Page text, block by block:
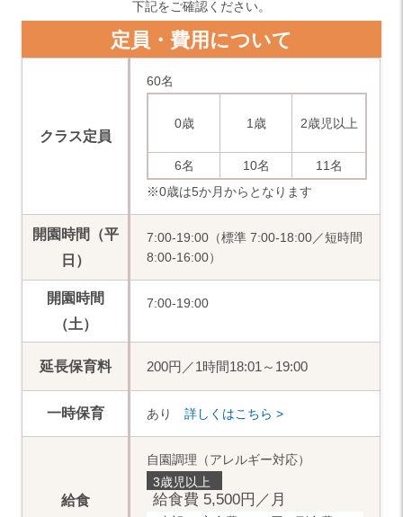
下記をご確認ください。
定員・費用について
クラス定員
60名
0歳
6名
1歳
10名
2歳児以上
11名
※0歳は5か月からとなります
開園時間（平
日）
7:00-19:00（標準 7:00-18:00／短時間
8:00-16:00）
開園時間
（土）
7:00-19:00
延長保育料 200円／1時間18:01～19:00
一時保育 あり詳しくはこちら >
給食
自園調理（アレルギー対応）
3歳児以上
給食費 5,500円／月